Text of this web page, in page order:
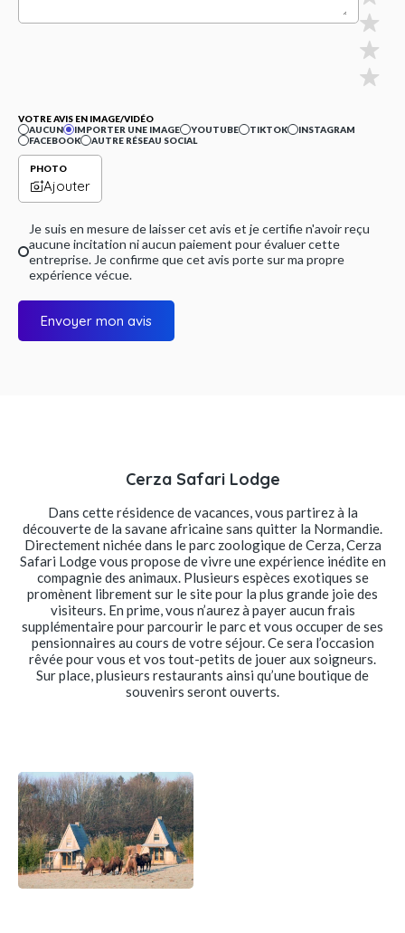
VOTRE AVIS EN IMAGE/VIDÉO
AUCUN
IMPORTER UNE IMAGE YOUTUBE TIKTOK
INSTAGRAM
FACEBOOK
AUTRE RÉSEAU SOCIAL
PHOTO
Ajouter
Je suis en mesure de laisser cet avis et je certifie n'avoir reçu
aucune incitation ni aucun paiement pour évaluer cette
entreprise. Je confirme que cet avis porte sur ma propre
expérience vécue.
Envoyer mon avis
Cerza Safari Lodge
Dans cette résidence de vacances, vous partirez à la
découverte de la savane africaine sans quitter la Normandie.
Directement nichée dans le parc zoologique de Cerza, Cerza
Safari Lodge vous propose de vivre une expérience inédite en
compagnie des animaux. Plusieurs espèces exotiques se
promènent librement sur le site pour la plus grande joie des
visiteurs. En prime, vous n’aurez à payer aucun frais
supplémentaire pour parcourir le parc et vous occuper de ses
pensionnaires au cours de votre séjour. Ce sera l’occasion
rêvée pour vous et vos tout-petits de jouer aux soigneurs.
Sur place, plusieurs restaurants ainsi qu’une boutique de
souvenirs seront ouverts.